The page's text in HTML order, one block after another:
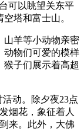
可以眺望关东平
塔和富士山。
山羊等小动物亲密
动物们可爱的模样
猴子们展示着高超
动。除夕夜23点
烟花，象征着人
来。此外，大佛